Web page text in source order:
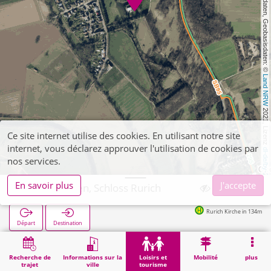
, Kartendaten, Geobasisdaten: ©
Land NRW
2021, Lizenz
dl-de/by-2-0
Recherche de
trajet
Informations sur la
ville
Loisirs et
tourisme
Mobilité plus
Hückelhoven, Schloss Rurich
Départ Destination
Rurich Kirche in 134m
Démarrage Loisirs et tourisme Hückelhoven, Schloss Rurich
Ce site internet utilise des cookies. En utilisant notre site
internet, vous déclarez approuver l'utilisation de cookies par
nos services.
En savoir plus
J'accepte